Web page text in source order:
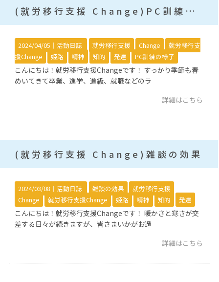
(就労移行支援 Change)PC訓練の様子
2024/04/05｜ 活動日誌 就労移行支援 Change
就労移行支
援Change
姫路 精神 知的 発達 PC訓練の様子
こんにちは！就労移行支援Changeです！ すっかり季節も春
めいてきて卒業、進学、進級、就職などのラ
詳細はこちら
(就労移行支援 Change)雑談の効果
2024/03/08｜ 活動日誌 雑談の効果
就労移行支援
Change
就労移行支援Change 姫路 精神 知的 発達
こんにちは！就労移行支援Changeです！ 暖かさと寒さが交
差する日々が続きますが、皆さまいかがお過
詳細はこちら